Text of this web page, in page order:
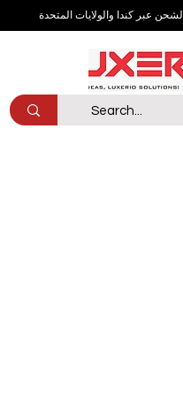
الشحن عبر كندا والولايات المتحدة